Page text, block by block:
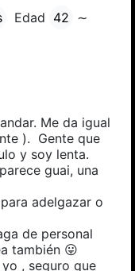
Edad 42 ∼
Me da igual
). Gente que
y soy lenta.
guai, una
adelgazar o
de personal
también 😛
, seguro que